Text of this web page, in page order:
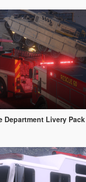
Livery Pack (MCAS